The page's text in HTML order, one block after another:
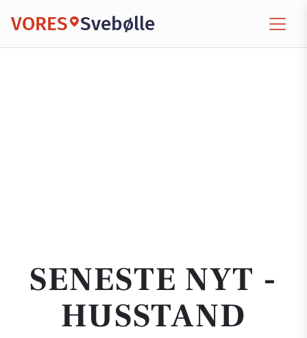
VORES Svebølle
SENESTE NYT -
HUSSTAND